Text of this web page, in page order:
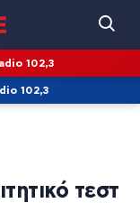
102,3
102,3
τεστ